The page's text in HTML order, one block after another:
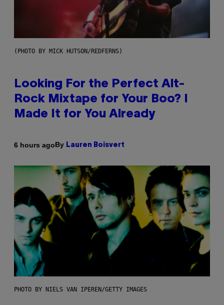
(PHOTO BY MICK HUTSON/REDFERNS)
Looking For the Perfect Alt-
Rock Mixtape for Your Boo? I
Made It for You Already
6 hours agoBy Lauren Boisvert
PHOTO BY NIELS VAN IPEREN/GETTY IMAGES